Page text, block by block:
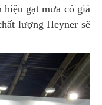
hiệu gạt mưa có giá
lượng Heyner sẽ